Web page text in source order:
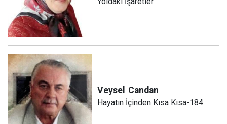
Veysel Candan
Hayatın İçinden Kısa Kısa-184